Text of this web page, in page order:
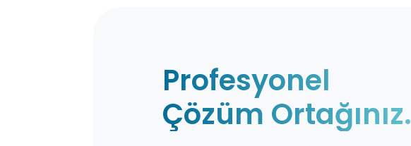
Profesyonel
Çözüm Ortağınız.